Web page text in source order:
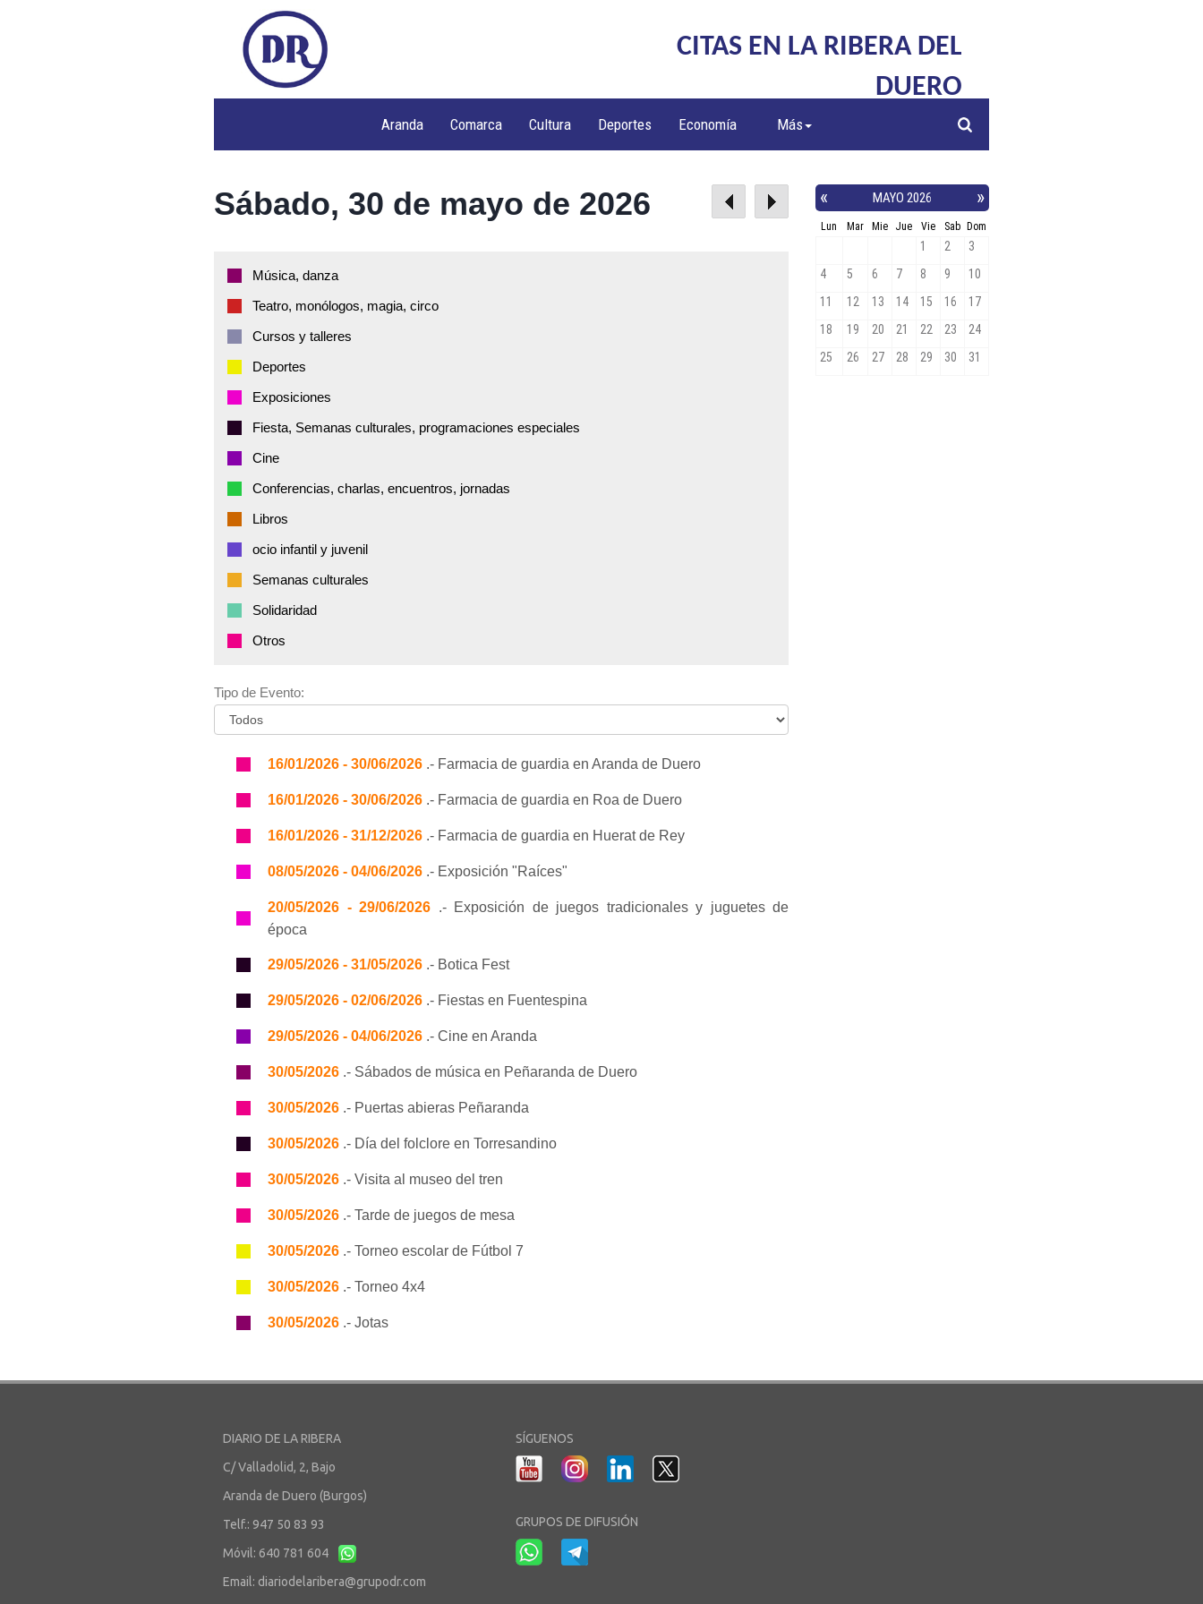
CITAS EN LA RIBERA DEL
DUERO
Aranda Comarca Cultura Deportes Economía Más
Sábado, 30 de mayo de 2026
Música, danza
Teatro, monólogos, magia, circo
Cursos y talleres
Deportes
Exposiciones
Fiesta, Semanas culturales, programaciones especiales
Cine
Conferencias, charlas, encuentros, jornadas
Libros
ocio infantil y juvenil
Semanas culturales
Solidaridad
Otros
Tipo de Evento:
16/01/2026 - 30/06/2026 .- Farmacia de guardia en Aranda de Duero
16/01/2026 - 30/06/2026 .- Farmacia de guardia en Roa de Duero
16/01/2026 - 31/12/2026 .- Farmacia de guardia en Huerat de Rey
08/05/2026 - 04/06/2026 .- Exposición "Raíces"
20/05/2026 - 29/06/2026 .- Exposición de juegos tradicionales y juguetes de
época
29/05/2026 - 31/05/2026 .- Botica Fest
29/05/2026 - 02/06/2026 .- Fiestas en Fuentespina
29/05/2026 - 04/06/2026 .- Cine en Aranda
30/05/2026 .- Sábados de música en Peñaranda de Duero
30/05/2026 .- Puertas abieras Peñaranda
30/05/2026 .- Día del folclore en Torresandino
30/05/2026 .- Visita al museo del tren
30/05/2026 .- Tarde de juegos de mesa
30/05/2026 .- Torneo escolar de Fútbol 7
30/05/2026 .- Torneo 4x4
30/05/2026 .- Jotas
DIARIO DE LA RIBERA
C/ Valladolid, 2, Bajo
Aranda de Duero (Burgos)
Telf.: 947 50 83 93
Móvil: 640 781 604
Email: diariodelaribera@grupodr.com
SÍGUENOS
GRUPOS DE DIFUSIÓN